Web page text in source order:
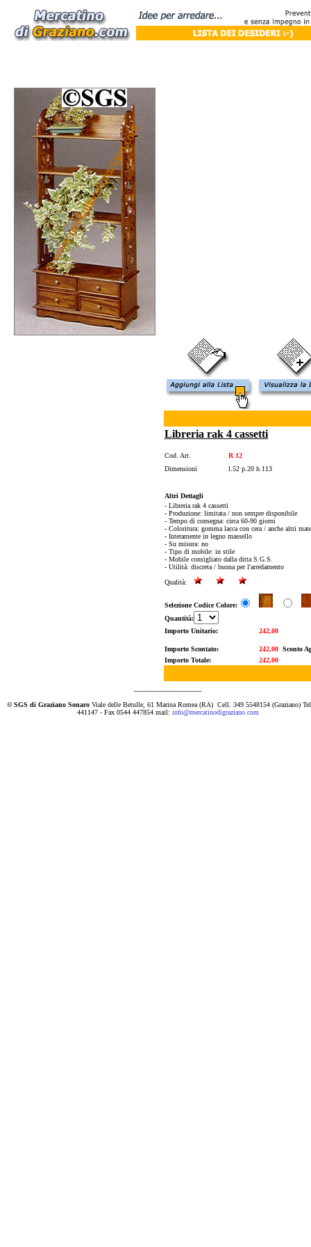
Libreria rak 4 cassetti
Cod. Art.
R 12
Dimensioni
l.52 p.20 h.113
Altri Dettagli
- Libreria rak 4 cassetti
- Produzione: limitata / non sempre disponibile
- Tempo di consegna: circa 60-90 giorni
- Coloritura: gomma lacca con cera / anche altri
- Interamente in legno massello
- Su misura: no
- Tipo di mobile: in stile
- Mobile consigliato dalla ditta S.G.S.
- Utilità: discreta / buona per l'arredamento
Qualità:
Selezione Codice Colore:
Quantità:
Importo Unitario:
242,00
Importo Scontato: 242,00 Sconto
Importo Totale:
242,00
© SGS di Graziano Sonaro Viale delle Betulle, 61 Marina Romea (RA) Cell. 349 5548154 (Graziano)
441147 - Fax 0544 447854 mail: info@mercatinodigraziano.com